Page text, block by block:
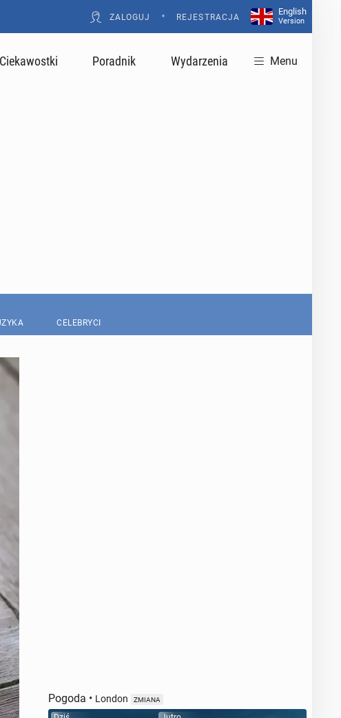
ZALOGUJ • REJESTRACJA
English
Version
Ciekawostki Poradnik Wydarzenia Menu
CELEBRYCI
Pogoda • London ZMIANA